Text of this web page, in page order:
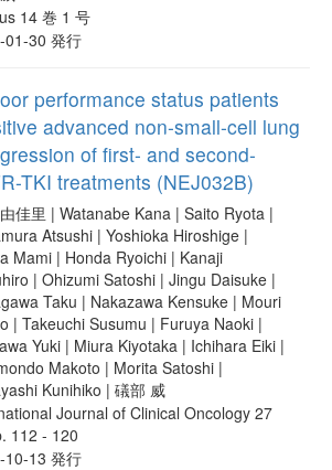
14 巻 1 号
01-30 発行
performance status patients
advanced non-small-cell lung
of first- and second-
TKI treatments (NEJ032B)
佳里 | Watanabe Kana | Saito Ryota |
Atsushi | Yoshioka Hiroshige |
Mami | Honda Ryoichi | Kanaji
| Ohizumi Satoshi | Jingu Daisuke |
Taku | Nakazawa Kensuke | Mouri
| Takeuchi Susumu | Furuya Naoki |
Yuki | Miura Kiyotaka | Ichihara Eiki |
Makoto | Morita Satoshi |
Kunihiko | 礒部 威
Journal of Clinical Oncology 27
112 - 120
10-13 発行